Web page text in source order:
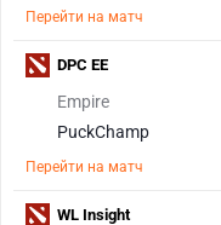
Перейти на матч
Empire
PuckChamp
Перейти на матч
DPC EE
WL Insight